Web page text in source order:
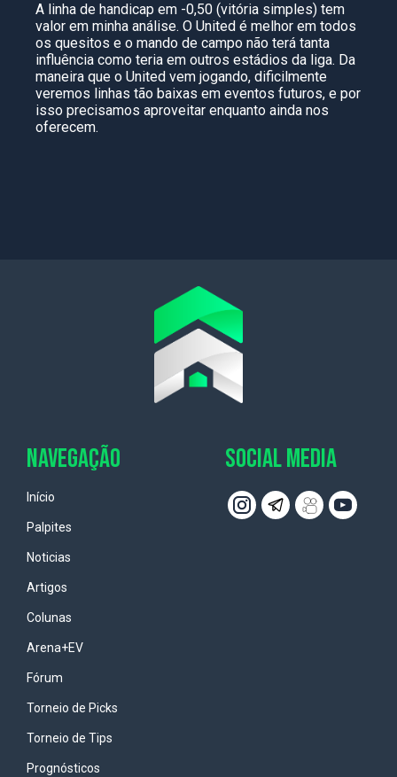
A linha de handicap em -0,50 (vitória simples) tem
valor em minha análise. O United é melhor em todos
os quesitos e o mando de campo não terá tanta
influência como teria em outros estádios da liga. Da
maneira que o United vem jogando, dificilmente
veremos linhas tão baixas em eventos futuros, e por
isso precisamos aproveitar enquanto ainda nos
oferecem.
NAVEGAÇÃO
Início
Palpites
Noticias
Artigos
Colunas
Arena+EV
Fórum
Torneio de Picks
Torneio de Tips
Prognósticos
SOCIAL MEDIA